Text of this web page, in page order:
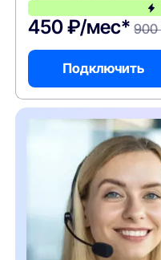
450 ₽/мес* 900
Подключить